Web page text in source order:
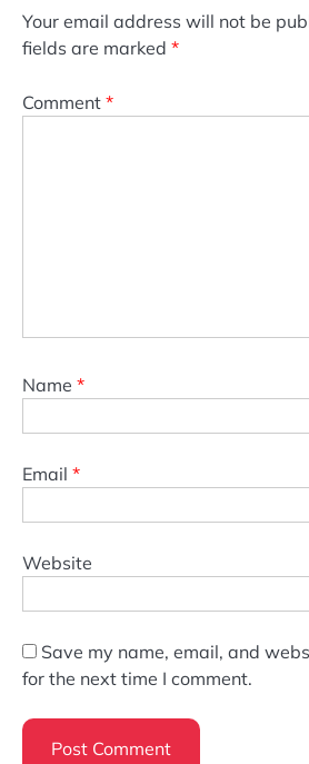
Your email address will not be
fields are marked *
Comment *
Name *
Email *
Website
Save my name, email, and
for the next time I comment.